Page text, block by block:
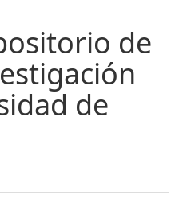
de
de